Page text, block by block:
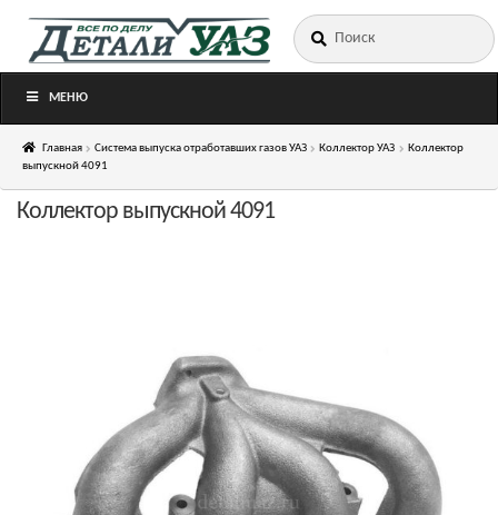
Перейти
Перейти
Искать:
МЕНЮ
Главная Система выпуска отработавших газов УАЗ Коллектор УАЗ
Коллектор
выпускной 4091
Коллектор выпускной 4091